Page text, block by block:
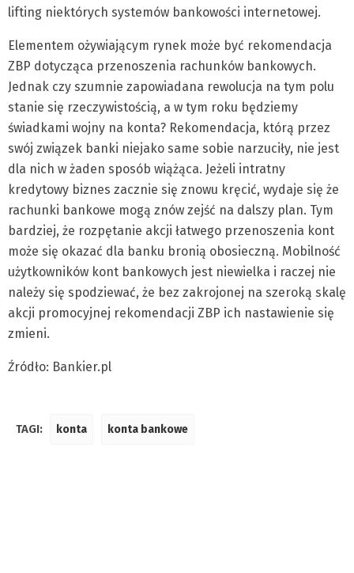
lifting niektórych systemów bankowości internetowej.
Elementem ożywiającym rynek może być rekomendacja
ZBP dotycząca przenoszenia rachunków bankowych.
Jednak czy szumnie zapowiadana rewolucja na tym polu
stanie się rzeczywistością, a w tym roku będziemy
świadkami wojny na konta? Rekomendacja, którą przez
swój związek banki niejako same sobie narzuciły, nie jest
dla nich w żaden sposób wiążąca. Jeżeli intratny
kredytowy biznes zacznie się znowu kręcić, wydaje się że
rachunki bankowe mogą znów zejść na dalszy plan. Tym
bardziej, że rozpętanie akcji łatwego przenoszenia kont
może się okazać dla banku bronią obosieczną. Mobilność
użytkowników kont bankowych jest niewielka i raczej nie
należy się spodziewać, że bez zakrojonej na szeroką skalę
akcji promocyjnej rekomendacji ZBP ich nastawienie się
zmieni.
Źródło: Bankier.pl
TAGI: konta konta bankowe